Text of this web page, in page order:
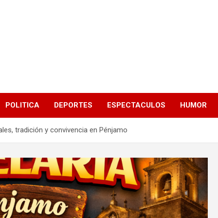
POLITICA DEPORTES ESPECTACULOS HUMOR
tradición y convivencia en Pénjamo